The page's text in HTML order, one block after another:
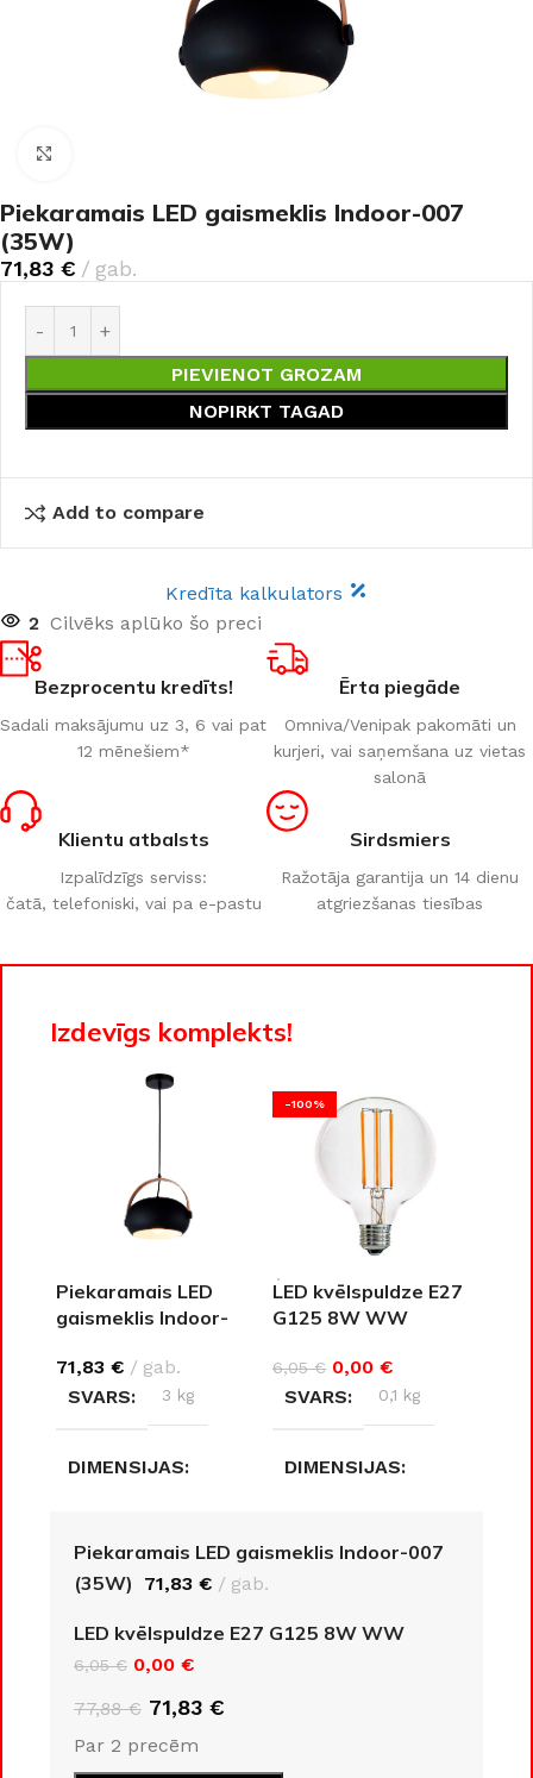
Piekaramais LED gaismeklis Indoor-007
(35W)
71,83 € gab.
PIEVIENOT GROZAM
NOPIRKT TAGAD
Add to compare
Kredīta kalkulators
2 Cilvēks aplūko šo preci
Bezprocentu kredīts!
Sadali maksājumu uz 3, 6 vai pat
12 mēnešiem*
Ērta piegāde
Omniva/Venipak pakomāti un
kurjeri, vai saņemšana uz vietas
salonā
Klientu atbalsts
Izpalīdzīgs serviss:
čatā, telefoniski, vai pa e-pastu
Sirdsmiers
Ražotāja garantija un 14 dienu
atgriezšanas tiesības
Izdevīgs komplekts!
Piekaramais LED
gaismeklis Indoor-
71,83 €
gab.
SVARS
3 kg
DIMENSIJAS
AIZSARDZĪBAS
KLASE
COKOLA TIPS
-100%
LED kvēlspuldze E27
G125 8W WW
6,05€ 0,00 €
SVARS
0,1 kg
DIMENSIJAS
Piekaramais LED gaismeklis Indoor-007
(35W)
71,83 € gab.
LED kvēlspuldze E27 G125 8W WW
6,05€ 0,00 €
77,88€ 71,83 €
Par 2 precēm